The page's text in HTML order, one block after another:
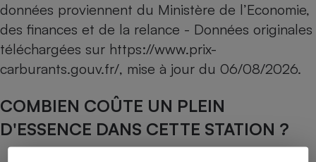
données proviennent du Ministère de l’Economie,
des finances et de la relance - Données originales
téléchargées sur https://www.prix-
carburants.gouv.fr/, mise à jour du 06/08/2026.
COMBIEN COÛTE UN PLEIN
D'ESSENCE DANS CETTE STATION ?